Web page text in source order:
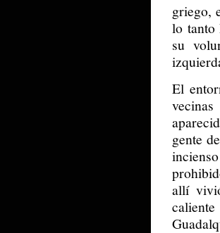
griego,
lo tanto
su
El
gente
allí